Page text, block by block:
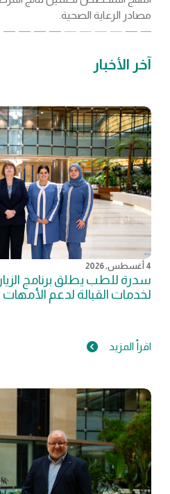
مصادر الرعاية الصحية.
آخر الأخبار
4 أغسطس, 2026
سدرة للطب يطلق برنامج
لخدمات القبالة لدعم الأمهات
اقرأ المزيد